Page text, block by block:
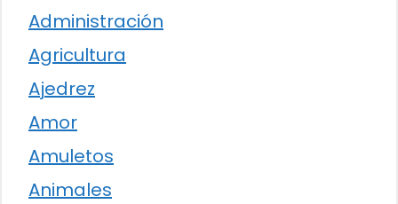
Administración
Agricultura
Ajedrez
Amor
Amuletos
Animales